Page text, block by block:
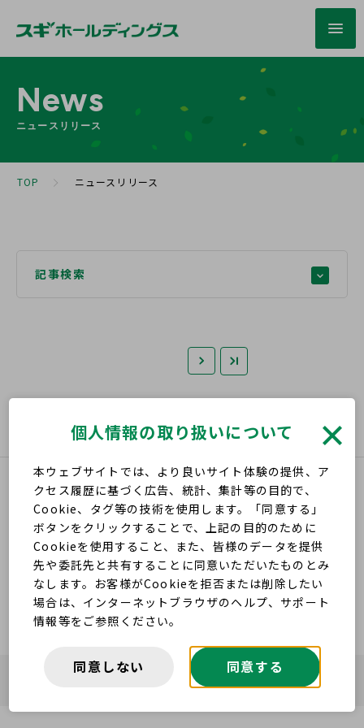
News
ニュースリリース
TOP ニュースリリース
記事検索
公
益
財
人
杉
浦
記
Copyright © Sugi Holdings Co., Ltd. All Rights Reserved.
個人情報の取り扱いについて
本ウェブサイトでは、より良いサイト体験の提供、ア
クセス履歴に基づく広告、統計、集計等の目的で、
Cookie、タグ等の技術を使用します。「同意する」
ボタンをクリックすることで、上記の目的のために
Cookieを使用すること、また、皆様のデータを提供
先や委託先と共有することに同意いただいたものとみ
なします。お客様がCookieを拒否または削除したい
場合は、インターネットブラウザのヘルプ、サポート
情報等をご参照ください。
同意しない 同意する